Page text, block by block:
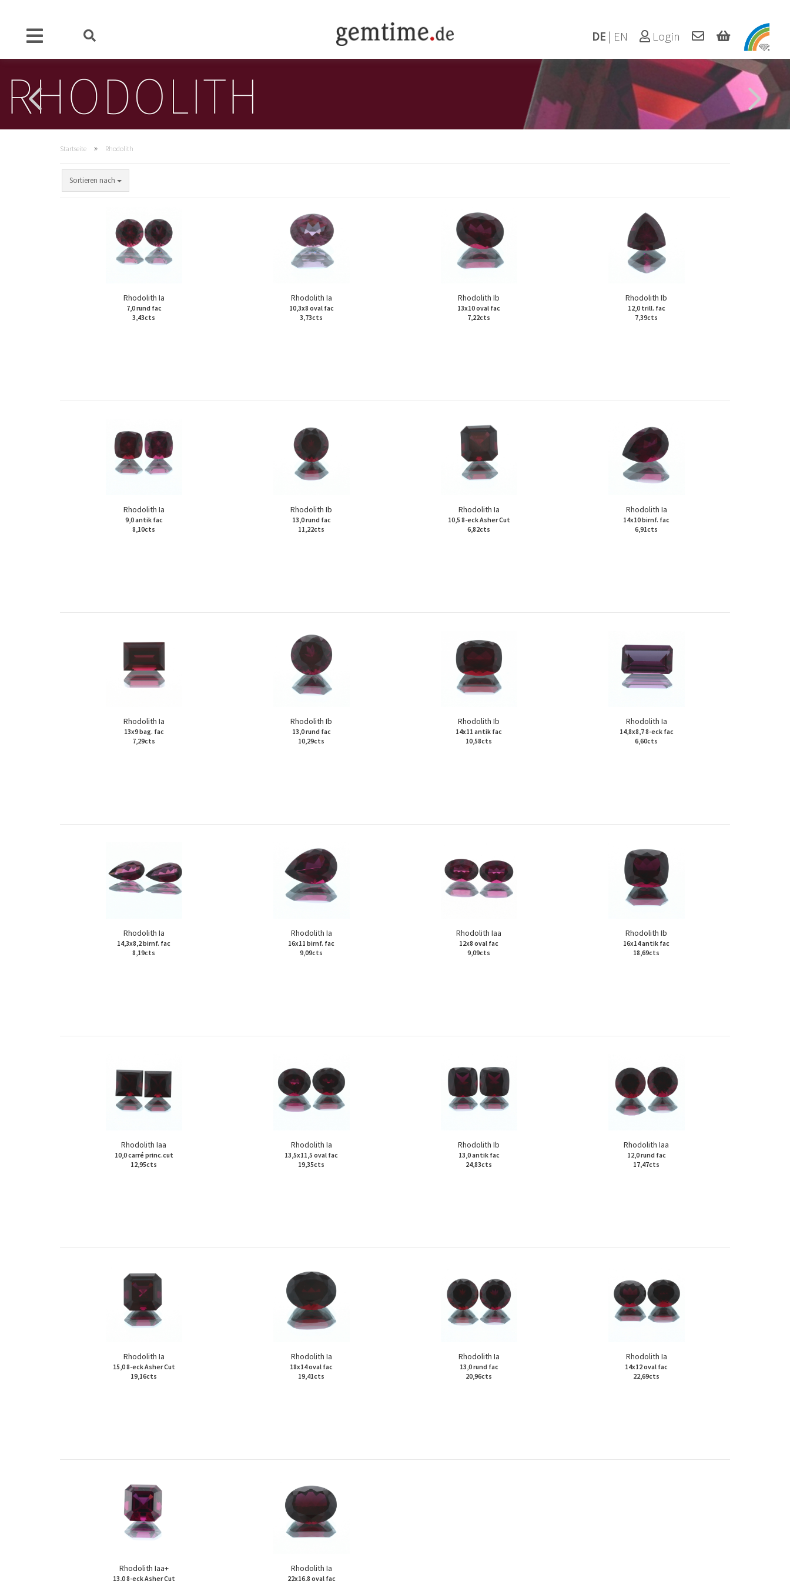
Login
DE | EN
Startseite » Rhodolith
Sortieren nach
Rhodolith Ia
7,0 rund fac
3,43cts
Rhodolith Ia
10,3x8 oval fac
3,73cts
Rhodolith Ib
13x10 oval fac
7,22cts
Rhodolith Ib
12,0 trill. fac
7,39cts
Rhodolith Ia
9,0 antik fac
8,10cts
Rhodolith Ib
13,0 rund fac
11,22cts
Rhodolith Ia
10,5 8-eck Asher Cut
6,82cts
Rhodolith Ia
14x10 birnf. fac
6,91cts
Rhodolith Ia
13x9 bag. fac
7,29cts
Rhodolith Ib
13,0 rund fac
10,29cts
Rhodolith Ib
14x11 antik fac
10,58cts
Rhodolith Ia
14,8x8,7 8-eck fac
6,60cts
Rhodolith Ia
14,3x8,2 birnf. fac
8,19cts
Rhodolith Ia
16x11 birnf. fac
9,09cts
Rhodolith Iaa
12x8 oval fac
9,09cts
Rhodolith Ib
16x14 antik fac
18,69cts
Rhodolith Iaa
10,0 carré princ.cut
12,95cts
Rhodolith Ia
13,5x11,5 oval fac
19,35cts
Rhodolith Ib
13,0 antik fac
24,83cts
Rhodolith Iaa
12,0 rund fac
17,47cts
Rhodolith Ia
15,0 8-eck Asher Cut
19,16cts
Rhodolith Ia
18x14 oval fac
19,41cts
Rhodolith Ia
13,0 rund fac
20,96cts
Rhodolith Ia
14x12 oval fac
22,69cts
Rhodolith Iaa+
13,0 8-eck Asher Cut
Rhodolith Ia
22x16,8 oval fac